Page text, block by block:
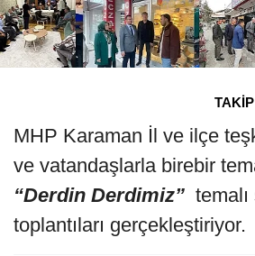
MHP Karaman İl ve ilçe
ve vatandaşlarla birebir
“Derdin Derdimiz”
toplantıları gerçekleştiriyor.